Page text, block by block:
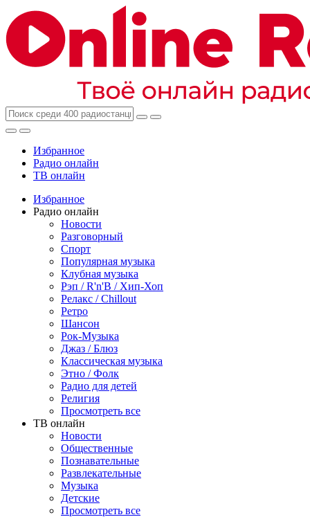
Избранное
Радио онлайн
ТВ онлайн
Избранное
Радио онлайн
Новости
Разговорный
Спорт
Популярная музыка
Клубная музыка
Рэп / R'n'B / Хип-Хоп
Релакс / Chillout
Ретро
Шансон
Рок-Музыка
Джаз / Блюз
Классическая музыка
Этно / Фолк
Радио для детей
Религия
Просмотреть все
ТВ онлайн
Новости
Общественные
Познавательные
Развлекательные
Музыка
Детские
Просмотреть все